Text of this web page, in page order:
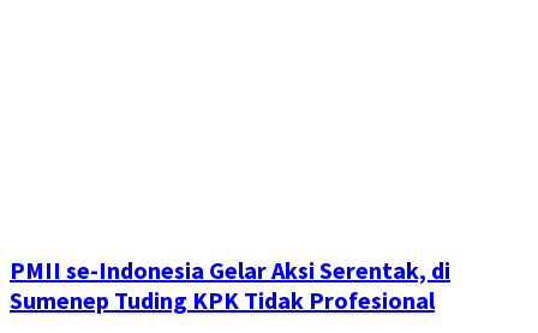
PMII se-Indonesia Gelar Aksi Serentak, di
Sumenep Tuding KPK Tidak Profesional